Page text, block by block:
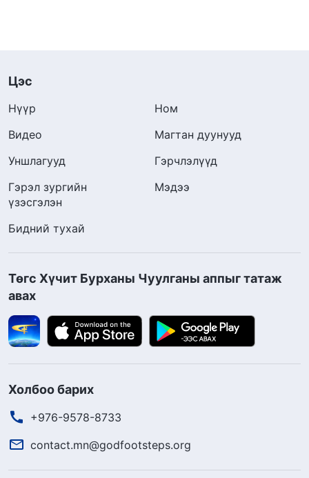
Цэс
Нүүр
Ном
Видео
Магтан дуунууд
Уншлагууд
Гэрчлэлүүд
Гэрэл зургийн
үзэсгэлэн
Мэдээ
Бидний тухай
Төгс Хүчит Бурханы Чуулганы аппыг татаж
авах
Холбоо барих
+976-9578-8733
contact.mn@godfootsteps.org